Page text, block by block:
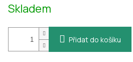
cena:
Skladem
Přidat do košíku